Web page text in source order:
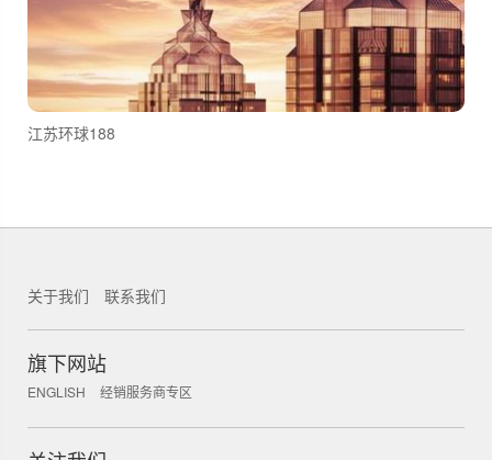
江苏环球188
关于我们 联系我们
旗下网站
ENGLISH 经销服务商专区